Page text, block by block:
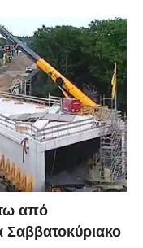
από
Σαββατοκύριακο